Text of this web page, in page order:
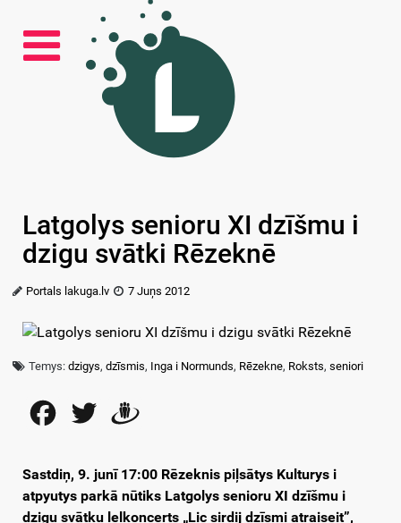
Latgolys senioru XI dzīšmu i
dzigu svātki Rēzeknē
Portals lakuga.lv 7 Juņs 2012
Temys:dzigys,dzīsmis, Inga i Normunds, Rēzekne, Roksts,seniori
FacebookTwitter
Sastdiņ, 9. junī 17:00 Rēzeknis piļsātys Kulturys i
atpyutys parkā nūtiks Latgolys senioru XI dzīšmu i
dzigu svātku lelkoncerts „Lic sirdij dzīsmi atraiseit”,